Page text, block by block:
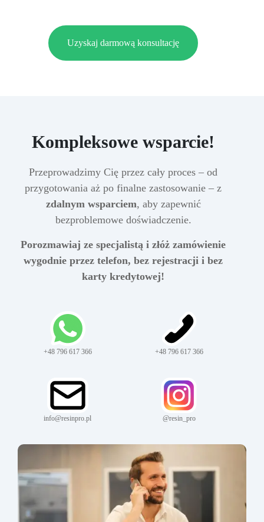
Uzyskaj darmową konsultację
Kompleksowe wsparcie!
Przeprowadzimy Cię przez cały proces – od
przygotowania aż po finalne zastosowanie – z
zdalnym wsparciem, aby zapewnić
bezproblemowe doświadczenie.
Porozmawiaj ze specjalistą i złóż zamówienie
wygodnie przez telefon, bez rejestracji i bez
karty kredytowej!
+48 796 617 366 +48 796 617 366
info@resinpro.pl @resin_pro